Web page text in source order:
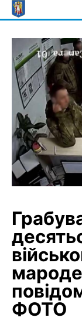
Skip
to
ФОТО